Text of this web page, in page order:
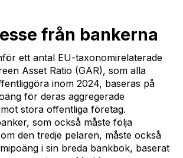
från bankerna
ett antal EU-taxonomirelaterade
Asset Ratio (GAR), som alla
inom 2024, baseras på
för deras aggregerade
stora offentliga företag.
som också måste följa
den tredje pelaren, måste också
i sin breda bankbok, baserat